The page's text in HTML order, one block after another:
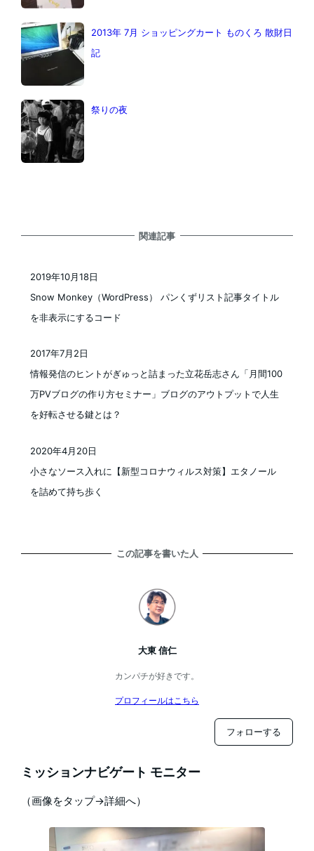
2013年 7月 ショッピングカート ものくろ 散財日
記
祭りの夜
関連記事
Snow Monkey（WordPress） パンくずリスト記事タイトル
を非表示にするコード
2019年10月18日
情報発信のヒントがぎゅっと詰まった立花岳志さん「月間100
万PVブログの作り方セミナー」ブログのアウトプットで人生
を好転させる鍵とは？
2017年7月2日
小さなソース入れに【新型コロナウィルス対策】エタノール
を詰めて持ち歩く
2020年4月20日
この記事を書いた人
大東 信仁
カンパチが好きです。
プロフィールはこちら
フォローする
ミッションナビゲート モニター
（画像をタップ→詳細へ）